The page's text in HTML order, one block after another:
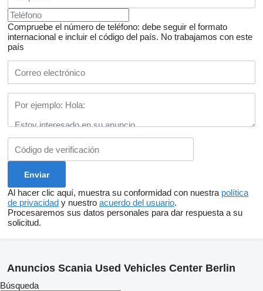
Compruebe el número de teléfono: debe seguir el formato
internacional e incluir el código del país. No trabajamos con este
país
Al hacer clic aquí, muestra su conformidad con nuestra política
de privacidad y nuestro acuerdo del usuario.
Procesaremos sus datos personales para dar respuesta a su
solicitud.
Anuncios Scania Used Vehicles Center Berlin
Búsqueda